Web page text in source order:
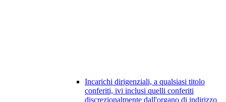
Incarichi dirigenziali, a qualsiasi titolo
conferiti, ivi inclusi quelli conferiti
discrezionalmente dall'organo di indirizzo